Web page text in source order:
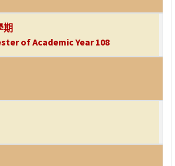
期
of Academic Year 108